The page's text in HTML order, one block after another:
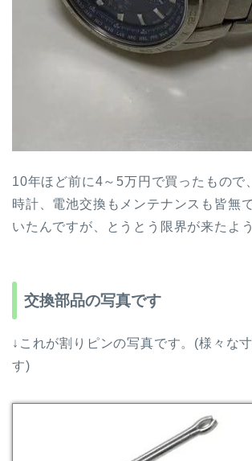
10年ほど前に4～5万円で買ったもので
時計、電池交換もメンテナンスも皆無
いたんですが、とうとう限界が来たよ
交換部品の写真です
↓これが割りピンの写真です。(様々な
す)